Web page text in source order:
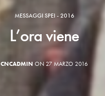
MESSAGGI SPEI - 2016
L’ora viene
CNCADMIN ON 27 MARZO 2016